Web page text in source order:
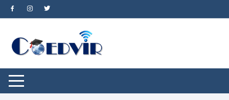
Saltar
al